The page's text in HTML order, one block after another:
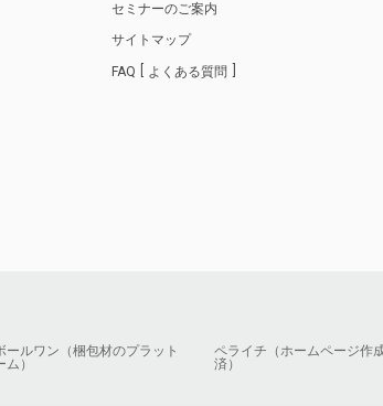
セミナーのご案内
サイトマップ
FAQ よくある質問
ールワン（梱包材のプラット
）
ペライチ（ホームページ作
済）